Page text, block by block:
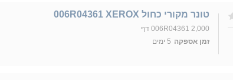
טונר מקורי כחול 006R04361 XEROX
006R04361 2,000 דף
זמן אספקה 5 ימים